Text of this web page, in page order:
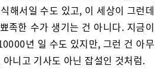
해서일 수도 있고, 이 세상이 그런데
족한 수가 생기는 건 아니다. 지금이
년 일 수도 있지만, 그런 건 아무
니고 기사도 아닌 잡설인 것처럼.